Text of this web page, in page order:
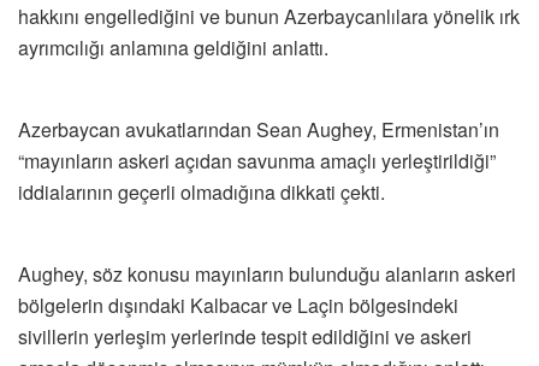
hakkını engellediğini ve bunun Azerbaycanlılara yönelik ırk
ayrımcılığı anlamına geldiğini anlattı.
Azerbaycan avukatlarından Sean Aughey, Ermenistan’ın
“mayınların askeri açıdan savunma amaçlı yerleştirildiği”
iddialarının geçerli olmadığına dikkati çekti.
Aughey, söz konusu mayınların bulunduğu alanların askeri
bölgelerin dışındaki Kalbacar ve Laçin bölgesindeki
sivillerin yerleşim yerlerinde tespit edildiğini ve askeri